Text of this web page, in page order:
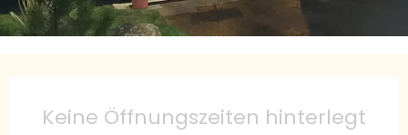
Keine Öffnungszeiten hinterlegt